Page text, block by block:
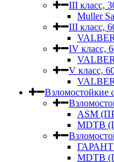
III класс,
Muller
III класс,
IV класс,
V класс,
Взломостойкие
ASM
MDTB
ГАРАНТ
MDTB